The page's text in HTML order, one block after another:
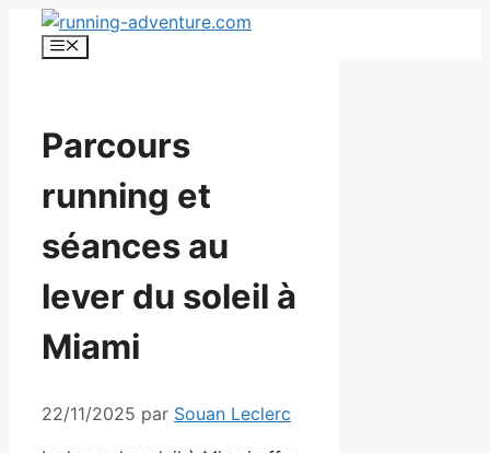
Aller
Menu
Parcours
running et
séances au
lever du soleil à
Miami
22/11/2025 par Souan Leclerc